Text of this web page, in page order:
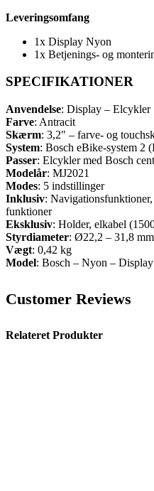
Leveringsomfang
1x Display Nyon
1x Betjenings- og
SPECIFIKATIONER
Anvendelse: Display – Elcykler
Farve: Antracit
Skærm: 3,2″ – farve- og
System: Bosch eBike-system 2
Passer: Elcykler med Bosch
Modelår: MJ2021
Modes: 5 indstillinger
Inklusiv:
funktioner
Eksklusiv: Holder, elkabel
Styrdiameter: Ø22,2 – 31,8 mm
Vægt: 0,42 kg
Model: Bosch – Nyon –
Customer Reviews
Relateret Produkter